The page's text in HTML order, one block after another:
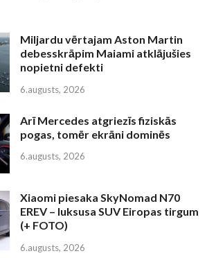
Miljardu vērtajam Aston Martin
debesskrāpim Maiami atklājušies
nopietni defekti
6.augusts, 2026
Arī Mercedes atgriezīs fiziskās
pogas, tomēr ekrāni dominēs
6.augusts, 2026
Xiaomi piesaka SkyNomad N70
EREV – luksusa SUV Eiropas tirgum
(+ FOTO)
6.augusts, 2026